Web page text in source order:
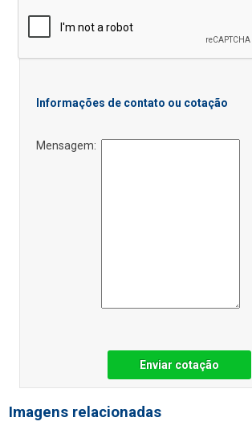
Informações de contato ou cotação
Mensagem:
Enviar cotação
Imagens relacionadas